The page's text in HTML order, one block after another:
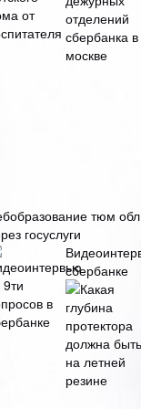
тюм
госуслуги
сбербанке